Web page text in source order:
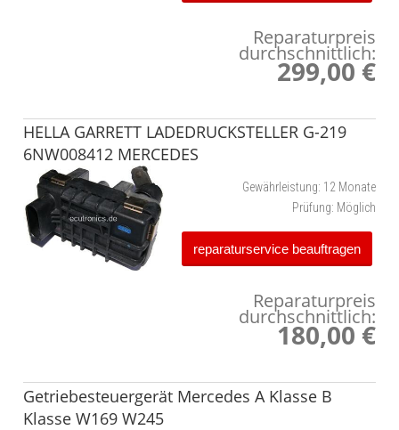
Reparaturpreis
durchschnittlich:
299,00 €
HELLA GARRETT LADEDRUCKSTELLER G-219
6NW008412 MERCEDES
Gewährleistung: 12 Monate
Prüfung: Möglich
reparaturservice beauftragen
Reparaturpreis
durchschnittlich:
180,00 €
Getriebesteuergerät Mercedes A Klasse B
Klasse W169 W245